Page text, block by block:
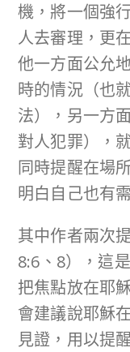
機，將一個強
人去審理，更
他一方面公允
時的情況（也
法），另一方
對人犯罪），
同時提醒在場
明白自己也有
其中作者兩次
8:6、8），這
把焦點放在耶
會建議說耶穌
見證，用以提